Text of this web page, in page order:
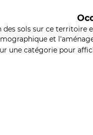
des sols sur ce territoire
et
une catégorie pour